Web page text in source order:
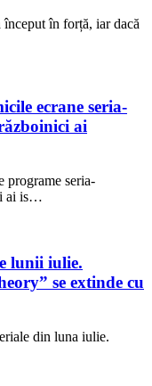
în forță, iar dacă
ecrane seria-
ai
programe seria-
ai is…
lunii iulie.
se extinde cu
din luna iulie.